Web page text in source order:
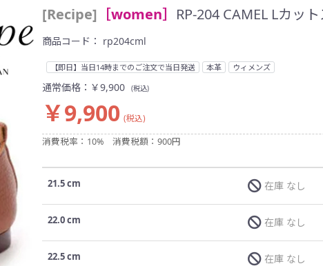
[Recipe] ［women］ RP-204 CAMEL Lカッ
商品コード： rp204cml
【即日】当日14時までのご注文で当日発送 本革 ウィメンズ
通常価格： ￥9,900 (税込)
￥9,900 (税込)
消費税率：10%
消費税額：900円
21.5 cm 在庫 なし
22.0 cm 在庫 なし
22.5 cm 在庫 なし